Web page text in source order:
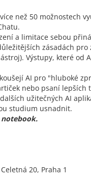
než 50 možnostech
a limitace sebou
zásadách pro
Výstupy, které od
AI pro "hluboké
nebo psaní lepších
užitečných AI
studium usnadnit.
20, Praha 1